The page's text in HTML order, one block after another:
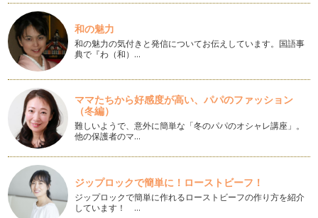
タッチケアで美ママ親子☆さっそくはじめてみよう!!
1.)ゆったりとリラックスできる場所と時間を選びましょう。
・裸になるときには、部…
美ママ親子の幸せ愛情ホルモン♪
美ママのみなさま、こんにちは♪ ボディバランススタイリスト
HiROE♪です。 …
美ママ親子のワンランク上のタッチケア、親子の触れ合い♪
新年 あけましておめでとうございます。成人式を迎えられた
みなさま、おめでとうございます。受…
美ママ親子とパートナーの効果的なスキンシップ！
美ママの皆さま、こんにちは♪日に日に寒さも増しています
ね。 …
和の魅力
和の魅力の気付きと発信についてお伝えしています。国語事
典で『わ（和）…
ママたちから好感度が高い、パパのファッション
（冬編）
難しいようで、意外に簡単な「冬のパパのオシャレ講座」。
他の保護者のマ…
ジップロックで簡単に！ローストビーフ！
ジップロックで簡単に作れるローストビーフの作り方を紹介
しています！ …